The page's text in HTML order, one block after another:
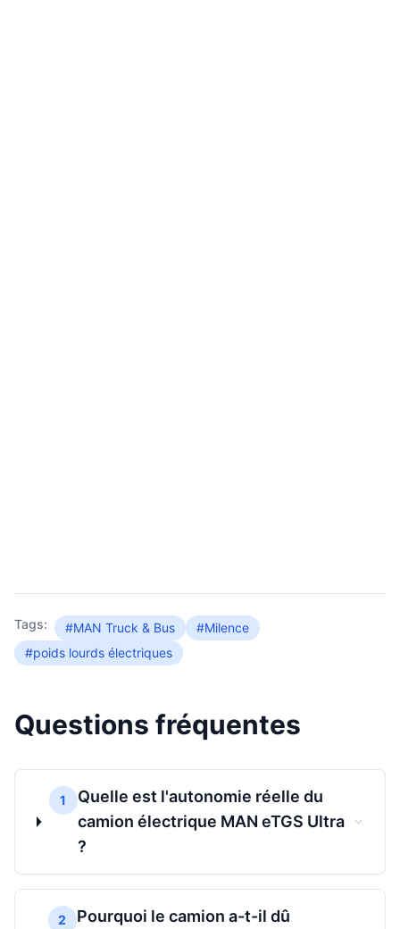
Tags: #MAN Truck & Bus
#Milence
#poids lourds électriques
Questions fréquentes
1
Quelle est l'autonomie réelle du
camion électrique MAN eTGS Ultra
?
2
Pourquoi le camion a-t-il dû